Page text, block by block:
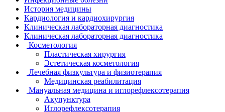
История медицины
Кардиология и кардиохирургия
Клиническая лабораторная диагностика
Клиническая лабораторная диагностика
Косметология
Пластическая хирургия
Эстетическая косметология
Лечебная физкультура и физиотерапия
Медицинская реабилитация
Мануальная медицина и иглорефлексотерапия
Акупунктура
Иглорефлексотерапия